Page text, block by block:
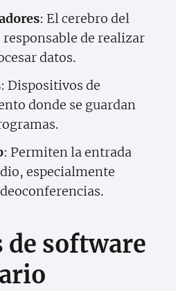
: El cerebro del
de realizar
datos.
: Dispositivos de
donde se guardan
: Permiten la entrada
especialmente
de software